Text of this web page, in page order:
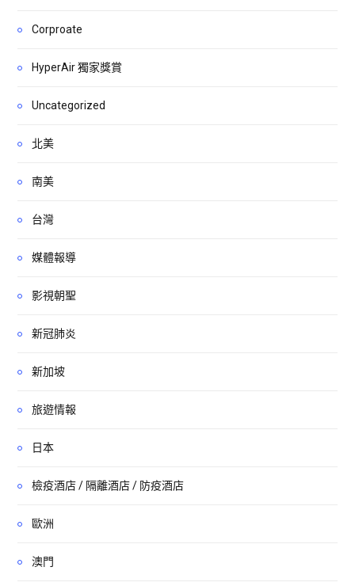
Corproate
HyperAir 獨家獎賞
Uncategorized
北美
南美
台灣
媒體報導
影視朝聖
新冠肺炎
新加坡
旅遊情報
日本
檢疫酒店 / 隔離酒店 / 防疫酒店
歐洲
澳門